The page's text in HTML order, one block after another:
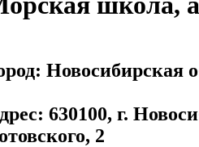
Новосибирская
: 630100, г.
2